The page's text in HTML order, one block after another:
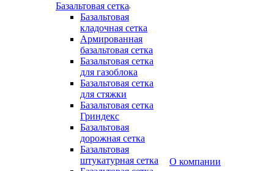
Базальтовая сетка
Базальтовая
кладочная сетка
Армированная
базальтовая сетка
Базальтовая сетка
для газоблока
Базальтовая сетка
для стяжки
Базальтовая сетка
Гриндекс
Базальтовая
дорожная сетка
Базальтовая
штукатурная сетка
О компании